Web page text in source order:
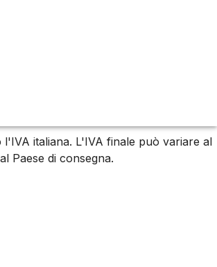
i tuoi contenuti...
italiana. L'IVA finale può variare al
Paese di consegna.